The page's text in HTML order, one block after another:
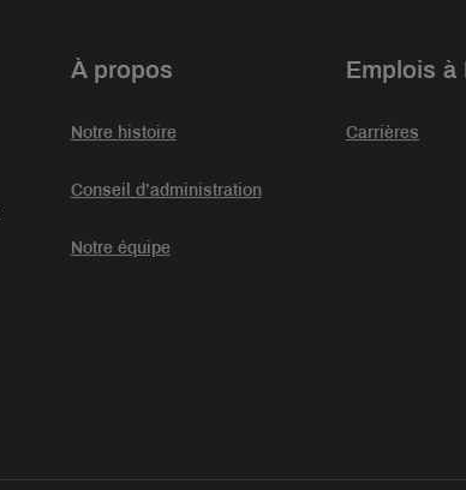
À propos
Notre histoire
Conseil d’administration
Notre équipe
Emplois à
Carrières